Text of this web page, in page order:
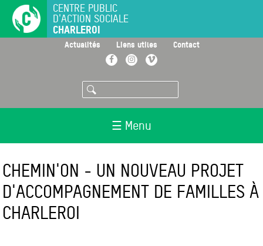
principal
CENTRE PUBLIC
D'ACTION SOCIALE
CHARLEROI
Actualités Liens utiles Contact
FacebookInstagramVimeo
Rechercher
☰ Menu
CHEMIN'ON - UN NOUVEAU PROJET
D'ACCOMPAGNEMENT DE FAMILLES À
CHARLEROI